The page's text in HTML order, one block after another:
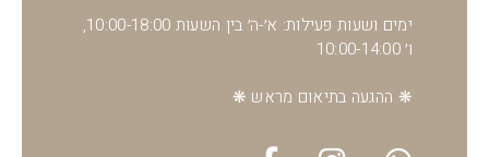
ימים ושעות פעילות: א׳-ה׳ בין השעות 10:00-18:00,
ו׳ 10:00-14:00
❋ ההגעה בתיאום מראש ❋